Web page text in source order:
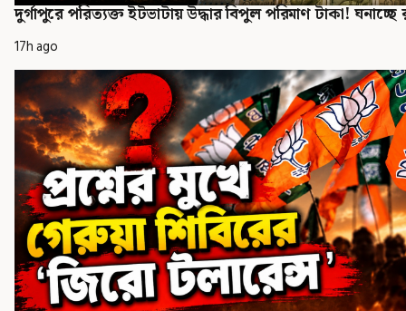
দুর্গাপুরে পরিত্যক্ত ইটভাটায় উদ্ধার বিপুল পরিমাণ টাকা! ঘনাচ্ছে
17h ago